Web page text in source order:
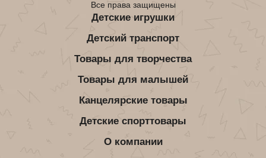
Все права защищены
Детские игрушки
Детский транспорт
Товары для творчества
Товары для малышей
Канцелярские товары
Детские спорттовары
О компании